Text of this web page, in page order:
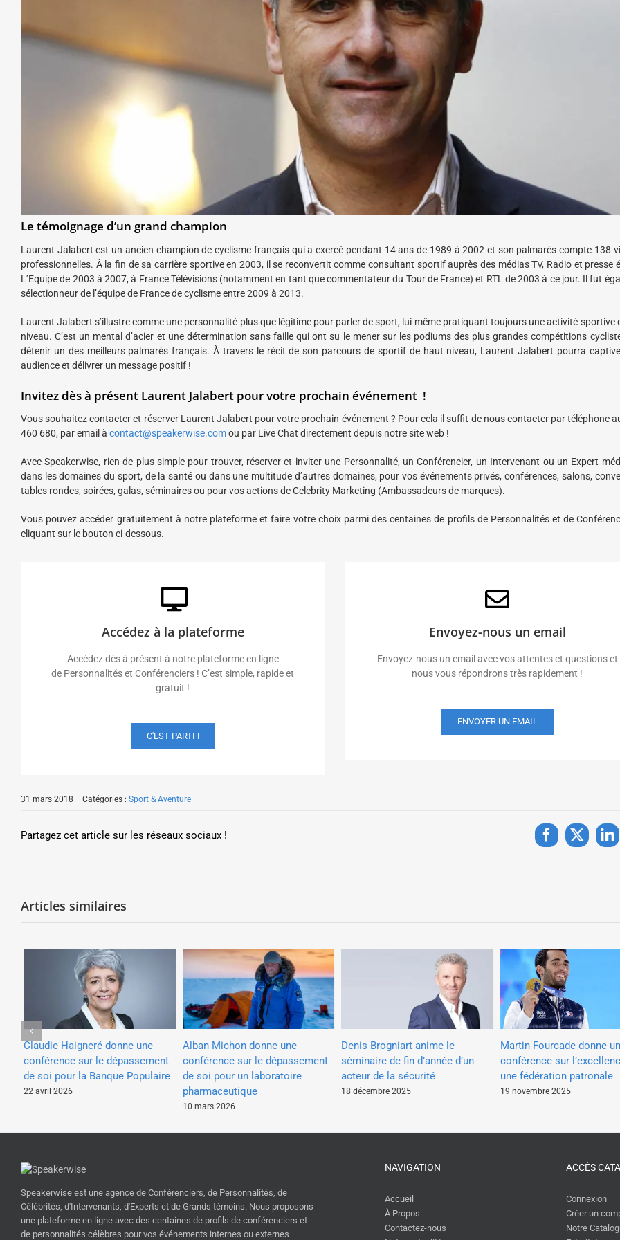
Le témoignage d’un grand champion
Laurent Jalabert est un ancien champion de cyclisme français qui a exercé pendant 14 ans de 1989 à 2002 et son palmarès compte 138
professionnelles. À la fin de sa carrière sportive en 2003, il se reconvertit comme consultant sportif auprès des médias TV, Radio et presse
L’Equipe de 2003 à 2007, à France Télévisions (notamment en tant que commentateur du Tour de France) et RTL de 2003 à ce jour. Il fut
sélectionneur de l’équipe de France de cyclisme entre 2009 à 2013.
Laurent Jalabert s’illustre comme une personnalité plus que légitime pour parler de sport, lui-même pratiquant toujours une activité sportive
niveau. C’est un mental d’acier et une détermination sans faille qui ont su le mener sur les podiums des plus grandes compétitions
détenir un des meilleurs palmarès français. À travers le récit de son parcours de sportif de haut niveau, Laurent Jalabert pourra
audience et délivrer un message positif !
Invitez dès à présent Laurent Jalabert pour votre prochain événement !
Vous souhaitez contacter et réserver Laurent Jalabert pour votre prochain événement ? Pour cela il suffit de nous contacter par téléphone
460 680, par email à contact@speakerwise.comou par Live Chat directement depuis notre site web !
Avec Speakerwise, rien de plus simple pour trouver, réserver et inviter une Personnalité, un Conférencier, un Intervenant ou un Expert
dans les domaines du sport, de la santé ou dans une multitude d’autres domaines, pour vos événements privés, conférences, salons,
tables rondes, soirées, galas, séminaires ou pour vos actions de Celebrity Marketing (Ambassadeurs de marques).
Vous pouvez accéder gratuitement à notre plateforme et faire votre choix parmi des centaines de profils de Personnalités et de
cliquant sur le bouton ci-dessous.
Accédez à la plateforme
Accédez dès à présent à notre plateforme en ligne
de Personnalités et Conférenciers ! C’est simple, rapide et
gratuit !
C'EST PARTI !
Envoyez-nous un email
Envoyez-nous un email avec vos attentes et questions et
nous vous répondrons très rapidement !
ENVOYER UN EMAIL
31 mars 2018 Catégories : Sport & Aventure
Partagez cet article sur les réseaux sociaux ! Facebook
X
Articles similaires
Claudie Haigneré donne une
conférence sur le dépassement
de soi pour la Banque Populaire
22 avril 2026
Alban Michon donne une
conférence sur le dépassement
de soi pour un laboratoire
pharmaceutique
10 mars 2026
Denis Brogniart anime le
séminaire de fin d’année d’un
acteur de la sécurité
18 décembre 2025
Martin Fourcade donne
conférence sur
une fédération patronale
19 novembre 2025
Speakerwise est une agence de Conférenciers, de Personnalités, de
Célébrités, d'Intervenants, d'Experts et de Grands témoins. Nous proposons
une plateforme en ligne avec des centaines de profils de conférenciers et
de personnalités célèbres pour vos événements internes ou externes
NAVIGATION
Accueil
À Propos
Contactez-nous
ACCÈS
Connexion
Créer un
Notre